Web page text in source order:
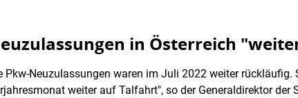
in Österreich
Pkw-Neuzulassungen waren im Juli 2022 weiter
weiter auf Talfahrt", so der Generaldirektor